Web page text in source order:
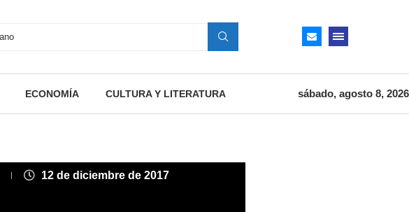
ECONOMÍA CULTURA Y LITERATURA sábado, agosto 8, 2026
12 de diciembre de 2017